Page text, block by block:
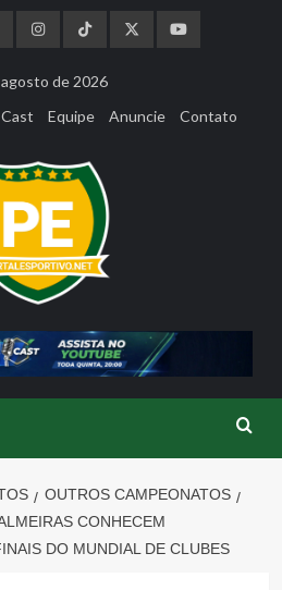
de 2026
Equipe Anuncie Contato
OUTROS CAMPEONATOS
CONHECEM
DO MUNDIAL DE CLUBES